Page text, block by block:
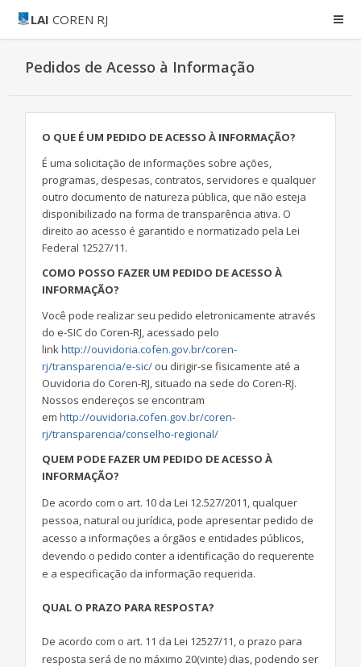
LAI COREN RJ
Pedidos de Acesso à Informação
O QUE É UM PEDIDO DE ACESSO À INFORMAÇÃO?
É uma solicitação de informações sobre ações,
programas, despesas, contratos, servidores e qualquer
outro documento de natureza pública, que não esteja
disponibilizado na forma de transparência ativa. O
direito ao acesso é garantido e normatizado pela Lei
Federal 12527/11.
COMO POSSO FAZER UM PEDIDO DE ACESSO À
INFORMAÇÃO?
Você pode realizar seu pedido eletronicamente através
do e-SIC do Coren-RJ, acessado pelo
link http://ouvidoria.cofen.gov.br/coren-
rj/transparencia/e-sic/ ou dirigir-se fisicamente até a
Ouvidoria do Coren-RJ, situado na sede do Coren-RJ.
Nossos endereços se encontram
em http://ouvidoria.cofen.gov.br/coren-
rj/transparencia/conselho-regional/
QUEM PODE FAZER UM PEDIDO DE ACESSO À
INFORMAÇÃO?
De acordo com o art. 10 da Lei 12.527/2011, qualquer
pessoa, natural ou jurídica, pode apresentar pedido de
acesso a informações a órgãos e entidades públicos,
devendo o pedido conter a identificação do requerente
e a especificação da informação requerida.
QUAL O PRAZO PARA RESPOSTA?
De acordo com o art. 11 da Lei 12527/11, o prazo para
resposta será de no máximo 20(vinte) dias, podendo ser